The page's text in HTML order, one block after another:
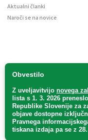
Obvestilo
Z uveljavitvijo novega
lista s 1. 3. 2026 preneslo
Republike Slovenije za
objave dostopne
Pravnega
tiskana izdaja pa se z
Aktualni članki
Naroči se na novice
Uradni list d. o. o. – v likvidaciji